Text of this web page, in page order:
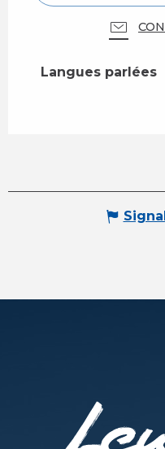
Langues parlées
Langues parlées